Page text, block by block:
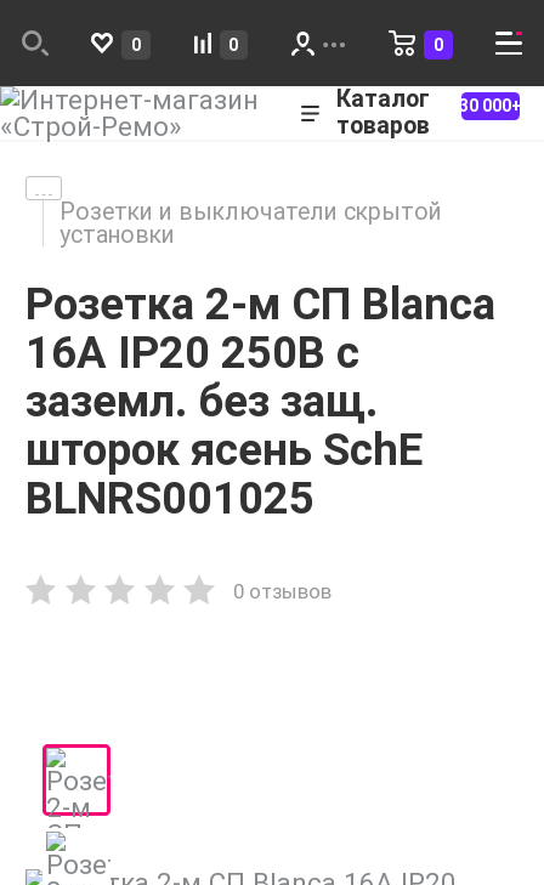
0 0 0
Каталог
товаров
30 000+
Розетки и выключатели скрытой
установки
Розетка 2-м СП Blanca
16А IP20 250В с
заземл. без защ.
шторок ясень SchE
BLNRS001025
0 отзывов